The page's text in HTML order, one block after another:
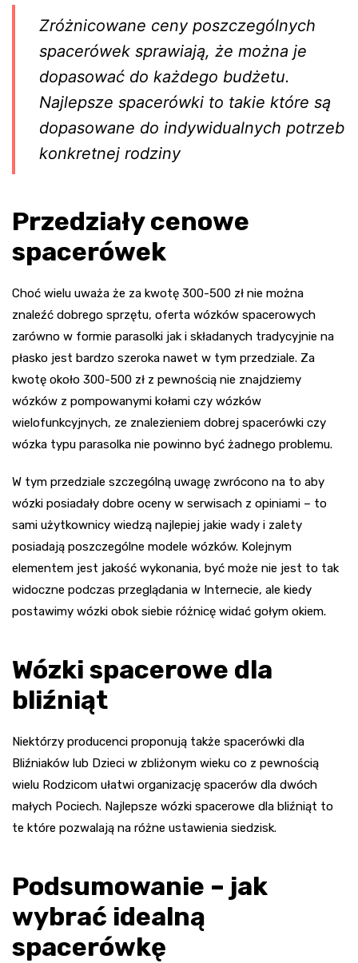
Zróżnicowane ceny poszczególnych
spacerówek sprawiają, że można je
dopasować do każdego budżetu.
Najlepsze spacerówki to takie które są
dopasowane do indywidualnych potrzeb
konkretnej rodziny
Przedziały cenowe
spacerówek
Choć wielu uważa że za kwotę 300-500 zł nie można
znaleźć dobrego sprzętu, oferta wózków spacerowych
zarówno w formie parasolki jak i składanych tradycyjnie na
płasko jest bardzo szeroka nawet w tym przedziale. Za
kwotę około 300-500 zł z pewnością nie znajdziemy
wózków z pompowanymi kołami czy wózków
wielofunkcyjnych, ze znalezieniem dobrej spacerówki czy
wózka typu parasolka nie powinno być żadnego problemu.
W tym przedziale szczególną uwagę zwrócono na to aby
wózki posiadały dobre oceny w serwisach z opiniami – to
sami użytkownicy wiedzą najlepiej jakie wady i zalety
posiadają poszczególne modele wózków. Kolejnym
elementem jest jakość wykonania, być może nie jest to tak
widoczne podczas przeglądania w Internecie, ale kiedy
postawimy wózki obok siebie różnicę widać gołym okiem.
Wózki spacerowe dla
bliźniąt
Niektórzy producenci proponują także spacerówki dla
Bliźniaków lub Dzieci w zbliżonym wieku co z pewnością
wielu Rodzicom ułatwi organizację spacerów dla dwóch
małych Pociech. Najlepsze wózki spacerowe dla bliźniąt to
te które pozwalają na różne ustawienia siedzisk.
Podsumowanie – jak
wybrać idealną
spacerówkę